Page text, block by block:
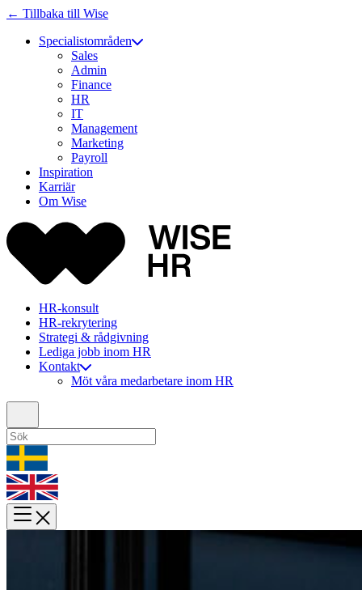
← Tillbaka till Wise
Specialistområden
Sales
Admin
Finance
HR
IT
Management
Marketing
Payroll
Inspiration
Karriär
Om Wise
HR-konsult
HR-rekrytering
Strategi & rådgivning
Lediga jobb inom HR
Kontakt
Möt våra medarbetare inom HR